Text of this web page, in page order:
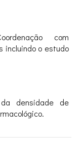
com
incluindo o estudo
densidade de